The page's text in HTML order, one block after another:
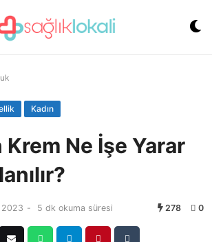
Kadın
Ne İşe Yarar
2023 - 5 dk okuma süresi 278 0